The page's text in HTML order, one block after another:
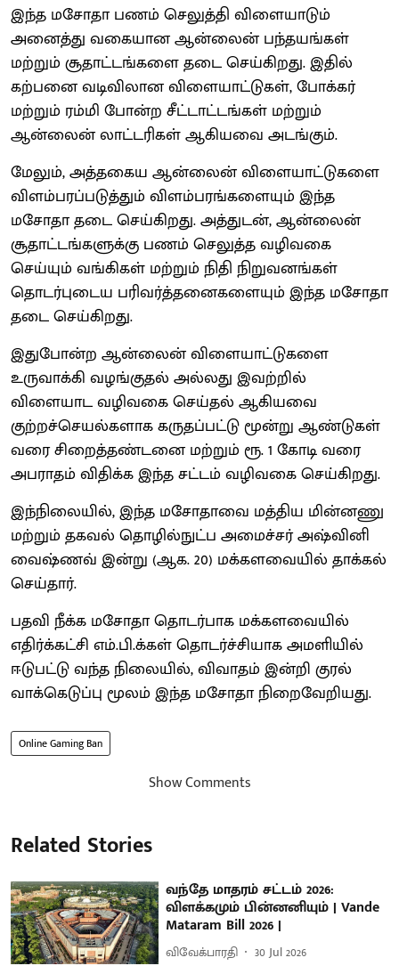
இந்த மசோதா பணம் செலுத்தி விளையாடும்
அனைத்து வகையான ஆன்லைன் பந்தயங்கள்
மற்றும் சூதாட்டங்களை தடை செய்கிறது. இதில்
கற்பனை வடிவிலான விளையாட்டுகள், போக்கர்
மற்றும் ரம்மி போன்ற சீட்டாட்டங்கள் மற்றும்
ஆன்லைன் லாட்டரிகள் ஆகியவை அடங்கும்.
மேலும், அத்தகைய ஆன்லைன் விளையாட்டுகளை
விளம்பரப்படுத்தும் விளம்பரங்களையும் இந்த
மசோதா தடை செய்கிறது. அத்துடன், ஆன்லைன்
சூதாட்டங்களுக்கு பணம் செலுத்த வழிவகை
செய்யும் வங்கிகள் மற்றும் நிதி நிறுவனங்கள்
தொடர்புடைய பரிவர்த்தனைகளையும் இந்த மசோதா
தடை செய்கிறது.
இதுபோன்ற ஆன்லைன் விளையாட்டுகளை
உருவாக்கி வழங்குதல் அல்லது இவற்றில்
விளையாட வழிவகை செய்தல் ஆகியவை
குற்றச்செயல்களாக கருதப்பட்டு மூன்று ஆண்டுகள்
வரை சிறைத்தண்டனை மற்றும் ரூ. 1 கோடி வரை
அபராதம் விதிக்க இந்த சட்டம் வழிவகை செய்கிறது.
இந்நிலையில், இந்த மசோதாவை மத்திய மின்னணு
மற்றும் தகவல் தொழில்நுட்ப அமைச்சர் அஷ்வினி
வைஷ்ணவ் இன்று (ஆக. 20) மக்களவையில் தாக்கல்
செய்தார்.
பதவி நீக்க மசோதா தொடர்பாக மக்களவையில்
எதிர்க்கட்சி எம்.பி.க்கள் தொடர்ச்சியாக அமளியில்
ஈடுபட்டு வந்த நிலையில், விவாதம் இன்றி குரல்
வாக்கெடுப்பு மூலம் இந்த மசோதா நிறைவேறியது.
Online Gaming Ban
Show Comments
Related Stories
வந்தே மாதரம் சட்டம் 2026:
விளக்கமும் பின்னனியும் | Vande
Mataram Bill 2026 |
விவேக்பாரதி 30 Jul 2026